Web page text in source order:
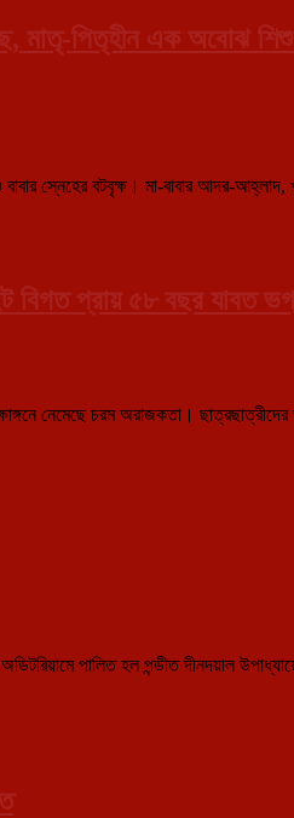
মাতৃ-পিতৃহীন এক অবোঝ
স্নেহের বটবৃক্ষ। মা-বাবার আদর-আহ্লাদ,
বিগত প্রায় ৫৮ বছর যাবত
নেমেছে চরম অরাজকতা।
অডিটরিয়ামে পালিত হল পন্ডীত